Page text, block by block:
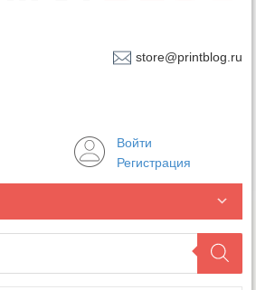
store@printblog.ru
Войти
Регистрация